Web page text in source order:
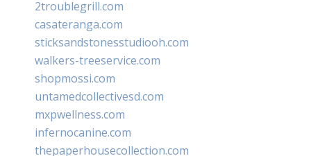
2troublegrill.com
casateranga.com
sticksandstonesstudiooh.com
walkers-treeservice.com
shopmossi.com
untamedcollectivesd.com
mxpwellness.com
infernocanine.com
thepaperhousecollection.com